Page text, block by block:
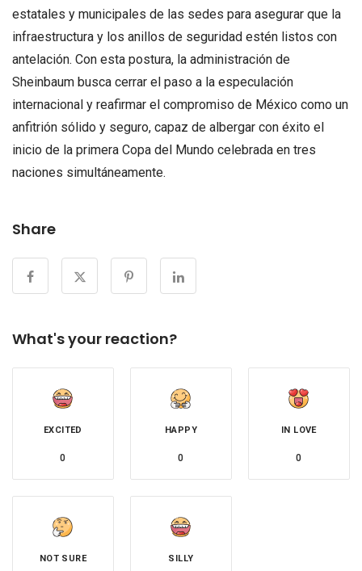
estatales y municipales de las sedes para asegurar que la
infraestructura y los anillos de seguridad estén listos con
antelación. Con esta postura, la administración de
Sheinbaum busca cerrar el paso a la especulación
internacional y reafirmar el compromiso de México como un
anfitrión sólido y seguro, capaz de albergar con éxito el
inicio de la primera Copa del Mundo celebrada en tres
naciones simultáneamente.
Share
What's your reaction?
EXCITED
0
HAPPY
0
IN LOVE
0
NOT SURE SILLY